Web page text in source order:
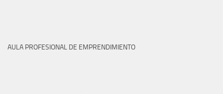
AULA PROFESIONAL DE EMPRENDIMIENTO